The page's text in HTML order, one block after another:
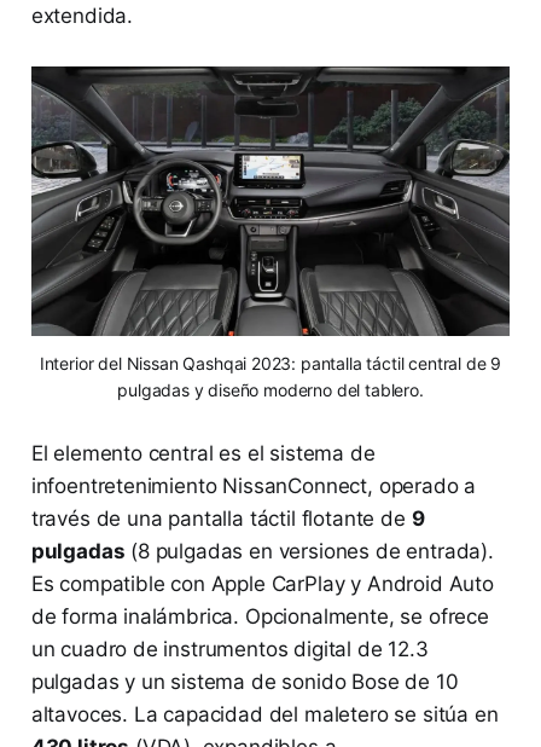
extendida.
Interior del Nissan Qashqai 2023: pantalla táctil central de 9
pulgadas y diseño moderno del tablero.
El elemento central es el sistema de
infoentretenimiento NissanConnect, operado a
través de una pantalla táctil flotante de 9
pulgadas (8 pulgadas en versiones de entrada).
Es compatible con Apple CarPlay y Android Auto
de forma inalámbrica. Opcionalmente, se ofrece
un cuadro de instrumentos digital de 12.3
pulgadas y un sistema de sonido Bose de 10
altavoces. La capacidad del maletero se sitúa en